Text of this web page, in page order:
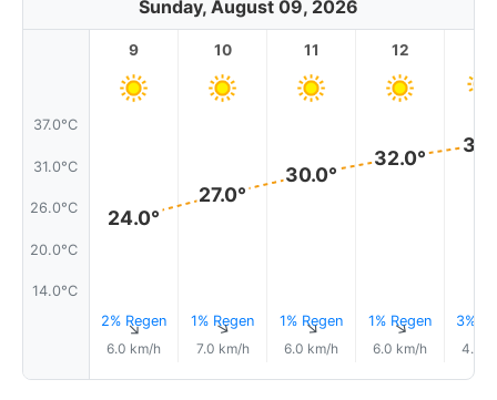
Sunday, August 09, 2026
37.0°C
31.0°C
26.0°C
20.0°C
14.0°C
9
24.0°
2% Regen
↑
6.0 km/h
10
27.0°
1% Regen
↑
7.0 km/h
11
30.0°
1% Regen
↑
6.0 km/h
12
32.0°
1% Regen
↑
6.0 km/h
3%
4.0